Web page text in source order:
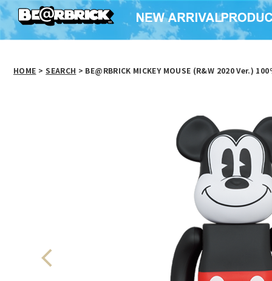
HOME > SEARCH > BE@RBRICK MICKEY MOUSE (R&W 2020 Ver.)